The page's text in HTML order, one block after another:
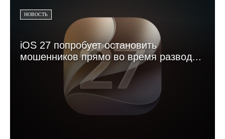
НОВОСТЬ
iOS 27 попробует остановить
мошенников прямо во время развод...